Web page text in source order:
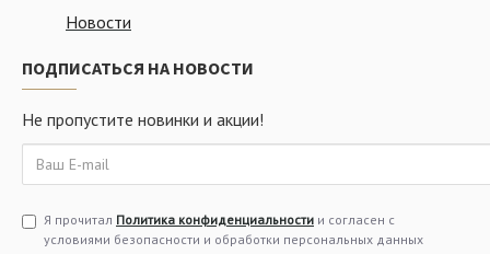
Новости
ПОДПИСАТЬСЯ НА НОВОСТИ
Не пропустите новинки и акции!
Я прочитал Политика конфиденциальности и согласен с
условиями безопасности и обработки персональных данных